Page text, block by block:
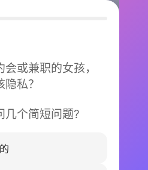
或兼职的女孩，
私？
几个简短问题?
再孤单
马上认识身边的TA